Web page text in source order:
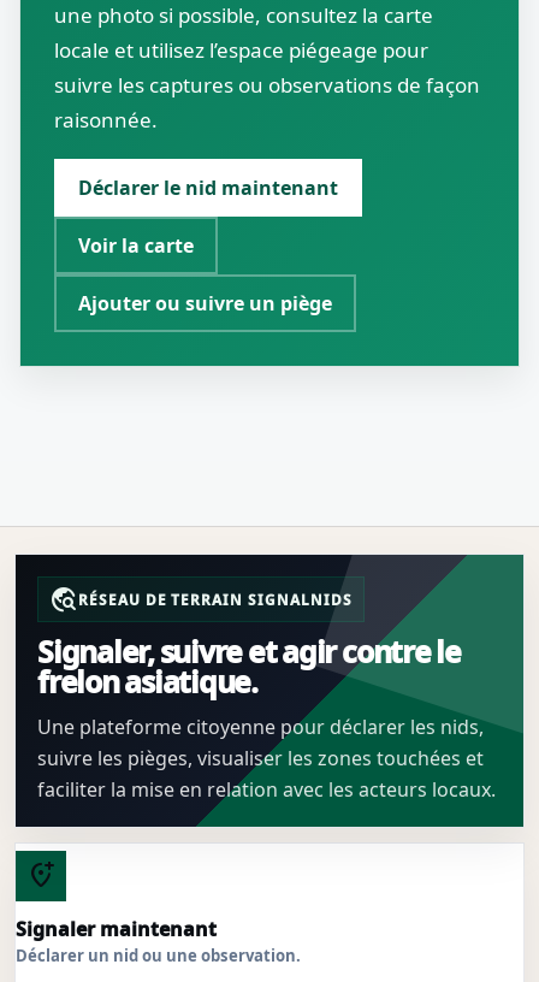
une photo si possible, consultez la carte
locale et utilisez l’espace piégeage pour
suivre les captures ou observations de façon
raisonnée.
Déclarer le nid maintenant
Voir la carte
Ajouter ou suivre un piège
travel_exploreRÉSEAU DE TERRAIN SIGNALNIDS
Signaler, suivre et agir contre le
frelon asiatique.
Une plateforme citoyenne pour déclarer les nids,
suivre les pièges, visualiser les zones touchées et
faciliter la mise en relation avec les acteurs locaux.
add_location_alt
Signaler maintenant
Déclarer un nid ou une observation.